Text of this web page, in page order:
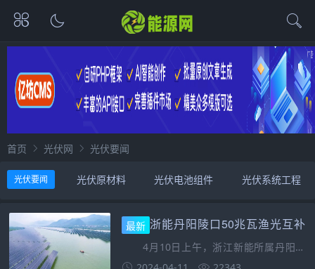
首页 光伏网 光伏要闻
光伏要闻 光伏原材料 光伏电池组件 光伏系统工程
最新 浙能丹阳陵口50兆瓦渔光互补
项目全容量实现并网发电！
4月10日上午，浙江新能所属丹阳陵
口50兆瓦渔光互补光伏发电项目实现全容